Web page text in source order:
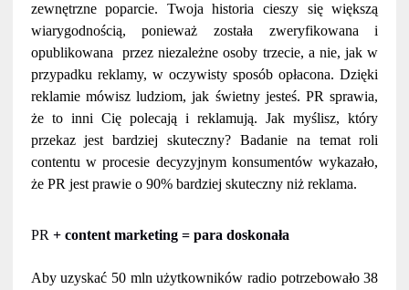
zewnętrzne poparcie. Twoja historia cieszy się większą
wiarygodnością, ponieważ została zweryfikowana i
opublikowana przez niezależne osoby trzecie, a nie, jak w
przypadku reklamy, w oczywisty sposób opłacona. Dzięki
reklamie mówisz ludziom, jak świetny jesteś. PR sprawia,
że to inni Cię polecają i reklamują. Jak myślisz, który
przekaz jest bardziej skuteczny? Badanie na temat roli
contentu w procesie decyzyjnym konsumentów wykazało,
że PR jest prawie o 90% bardziej skuteczny niż reklama.
PR + content marketing = para doskonała
Aby uzyskać 50 mln użytkowników radio potrzebowało 38